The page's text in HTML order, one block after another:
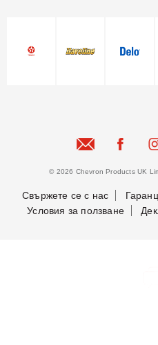
© 2026 Chevron Products UK
Свържете се с нас
Условия за ползване